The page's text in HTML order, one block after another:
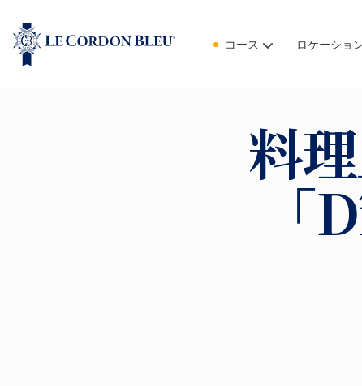
コース ロケーショ
料